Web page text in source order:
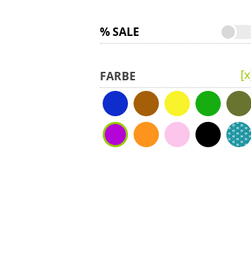
% SALE
FARBE